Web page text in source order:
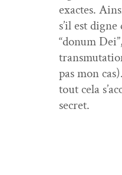
exactes.
s’il est
“don­um
pas mon
tout cela
secret.